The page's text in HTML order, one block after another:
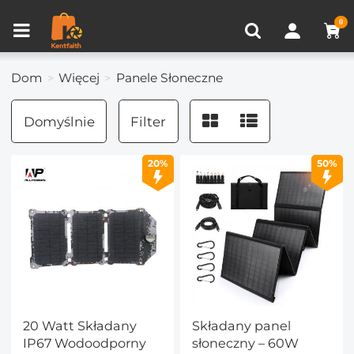
0
Porównanie produktów (0)
Dom Więcej Panele Słoneczne
Domyślnie Filter
20%
20 Watt Składany
IP67 Wodoodporny
50%
Składany panel
słoneczny – 60W